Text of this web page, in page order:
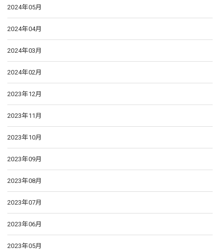
2024年05月
2024年04月
2024年03月
2024年02月
2023年12月
2023年11月
2023年10月
2023年09月
2023年08月
2023年07月
2023年06月
2023年05月